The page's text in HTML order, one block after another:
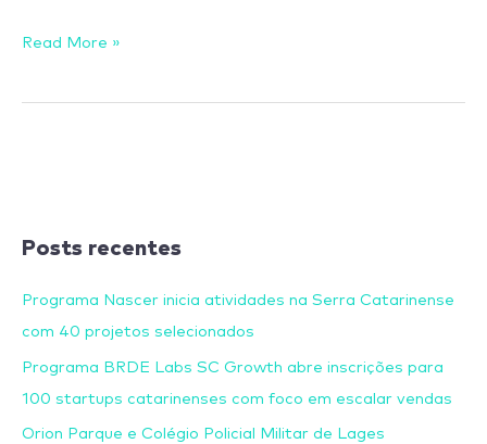
Read More »
Posts recentes
Programa Nascer inicia atividades na Serra Catarinense
com 40 projetos selecionados
Programa BRDE Labs SC Growth abre inscrições para
100 startups catarinenses com foco em escalar vendas
Orion Parque e Colégio Policial Militar de Lages